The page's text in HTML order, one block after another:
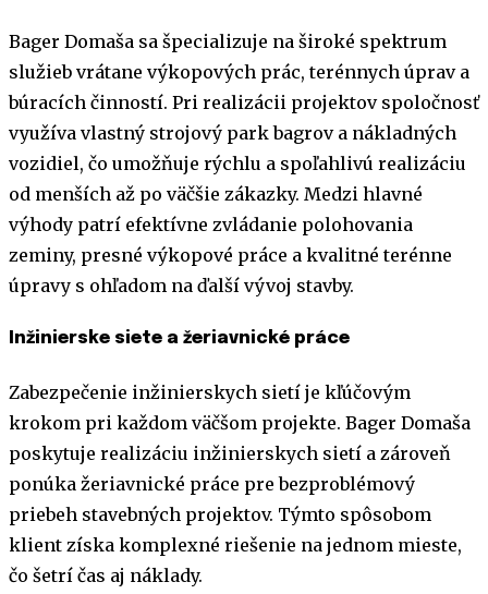
Bager Domaša sa špecializuje na široké spektrum
služieb vrátane výkopových prác, terénnych úprav a
búracích činností. Pri realizácii projektov spoločnosť
využíva vlastný strojový park bagrov a nákladných
vozidiel, čo umožňuje rýchlu a spoľahlivú realizáciu
od menších až po väčšie zákazky. Medzi hlavné
výhody patrí efektívne zvládanie polohovania
zeminy, presné výkopové práce a kvalitné terénne
úpravy s ohľadom na ďalší vývoj stavby.
Inžinierske siete a žeriavnické práce
Zabezpečenie inžinierskych sietí je kľúčovým
krokom pri každom väčšom projekte. Bager Domaša
poskytuje realizáciu inžinierskych sietí a zároveň
ponúka žeriavnické práce pre bezproblémový
priebeh stavebných projektov. Týmto spôsobom
klient získa komplexné riešenie na jednom mieste,
čo šetrí čas aj náklady.